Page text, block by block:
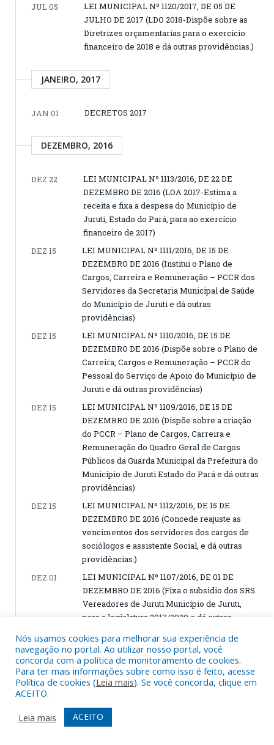
JUL 05
LEI MUNICIPAL Nº 1120/2017, DE 05 DE
JULHO DE 2017 (LDO 2018-Dispõe sobre as
Diretrizes orçamentarias para o exercício
financeiro de 2018 e dá outras providências.)
JANEIRO, 2017
JAN 01 DECRETOS 2017
DEZEMBRO, 2016
DEZ 22
LEI MUNICIPAL Nº 1113/2016, DE 22 DE
DEZEMBRO DE 2016 (LOA 2017-Estima a
receita e fixa a despesa do Município de
Juruti, Estado do Pará, para ao exercício
financeiro de 2017)
DEZ 15
LEI MUNICIPAL Nº 1111/2016, DE 15 DE
DEZEMBRO DE 2016 (Institui o Plano de
Cargos, Carreira e Remuneração – PCCR dos
Servidores da Secretaria Municipal de Saúde
do Município de Juruti e dá outras
providências)
DEZ 15
LEI MUNICIPAL Nº 1110/2016, DE 15 DE
DEZEMBRO DE 2016 (Dispõe sobre o Plano de
Carreira, Cargos e Remuneração – PCCR do
Pessoal do Serviço de Apoio do Município de
Juruti e dá outras providências)
DEZ 15
LEI MUNICIPAL Nº 1109/2016, DE 15 DE
DEZEMBRO DE 2016 (Dispõe sobre a criação
do PCCR – Plano de Cargos, Carreira e
Remuneração do Quadro Geral de Cargos
Públicos da Guarda Municipal da Prefeitura do
Município de Juruti Estado do Pará e dá outras
providências)
DEZ 15
LEI MUNICIPAL Nº 1112/2016, DE 15 DE
DEZEMBRO DE 2016 (Concede reajuste as
vencimentos dos servidores dos cargos de
sociólogos e assistente Social, e dá outras
providências.)
DEZ 01
LEI MUNICIPAL Nº 1107/2016, DE 01 DE
DEZEMBRO DE 2016 (Fixa o subsidio dos SRS.
Vereadores de Juruti Município de Juruti,
para a legislatura 2017/2020 e dá outras
JULHO, 2016
JUL 11
DE 2016 (LDO 2017-Dispõe sobre as Diretrizes
Nós usamos cookies para melhorar sua experiência de
navegação no portal. Ao utilizar nosso portal, você
concorda com a política de monitoramento de cookies.
Para ter mais informações sobre como isso é feito, acesse
Política de cookies (Leia mais). Se você concorda, clique em
ACEITO.
Leia mais
ACEITO